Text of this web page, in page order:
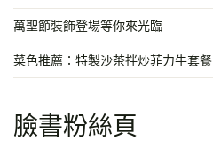
萬聖節裝飾登場等你來光臨
菜色推薦：特製沙茶拌炒菲力牛套餐
臉書粉絲頁